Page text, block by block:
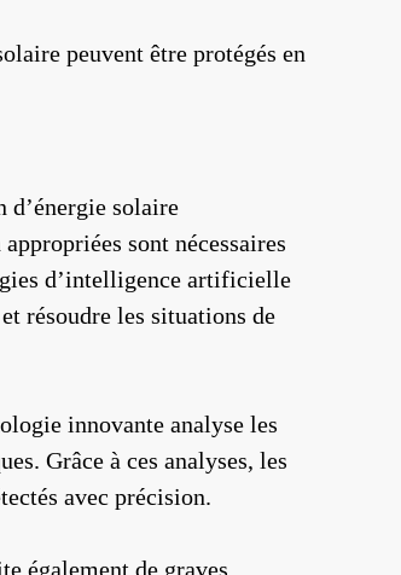
peuvent être protégés en
d’énergie solaire
sont nécessaires
d’intelligence artificielle
résoudre les situations de
innovante analyse les
Grâce à ces analyses, les
avec précision.
également de graves